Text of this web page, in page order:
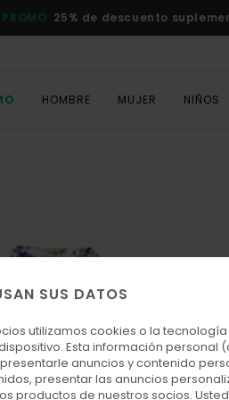
PROMO 25% de descuento
HOMBRE MUJER NIÑOS
SUS DATOS
utilizamos cookies o la
Esta información
anuncios y contenido
presentar las anuncios
productos de nuestros socios.